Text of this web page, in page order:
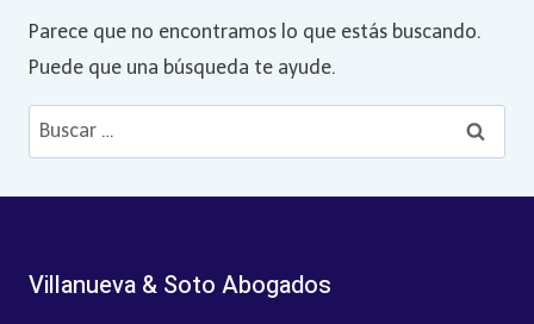
Parece que no encontramos lo que estás buscando.
Puede que una búsqueda te ayude.
Buscar:
Villanueva & Soto Abogados